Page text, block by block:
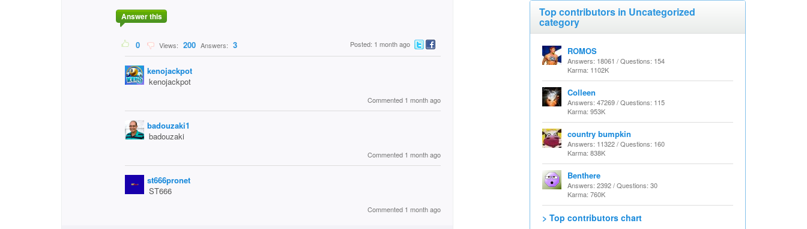
Answer this
0 Views: 200 Answers: 3 Posted: 1 month ago
kenojackpot
kenojackpot
Commented 1 month ago
badouzaki1
badouzaki
Commented 1 month ago
st666pronet
ST666
Commented 1 month ago
Top contributors in Uncategorized
category
ROMOS
Answers: 18061 / Questions: 154
Karma: 1102K
Colleen
Answers: 47269 / Questions: 115
Karma: 953K
country bumpkin
Answers: 11322 / Questions: 160
Karma: 838K
Benthere
Answers: 2392 / Questions: 30
Karma: 760K
> Top contributors chart